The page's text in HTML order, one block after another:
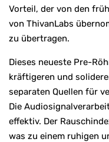
Vorteil, der von den
von ThivanLabs
zu übertragen.
Dieses neueste Pre-
kräftigeren und
separaten Quellen für
Die
effektiv. Der
was zu einem ruhigen